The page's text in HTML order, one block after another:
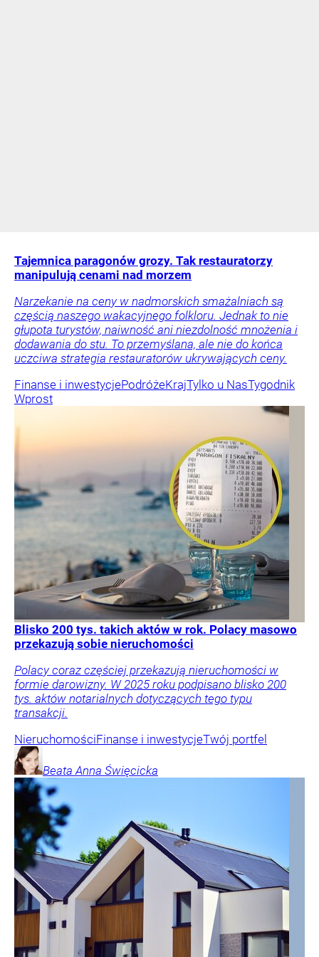
Tajemnica paragonów grozy. Tak restauratorzy
manipulują cenami nad morzem
Narzekanie na ceny w nadmorskich smażalniach są
częścią naszego wakacyjnego folkloru. Jednak to nie
głupota turystów, naiwność ani niezdolność mnożenia i
dodawania do stu. To przemyślana, ale nie do końca
uczciwa strategia restauratorów ukrywających ceny.
Finanse i inwestycjePodróżeKrajTylko u NasTygodnik
Wprost
Blisko 200 tys. takich aktów w rok. Polacy masowo
przekazują sobie nieruchomości
Polacy coraz częściej przekazują nieruchomości w
formie darowizny. W 2025 roku podpisano blisko 200
tys. aktów notarialnych dotyczących tego typu
transakcji.
NieruchomościFinanse i inwestycjeTwój portfel
Beata Anna Święcicka